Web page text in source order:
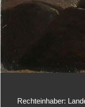
Rechteinhaber: